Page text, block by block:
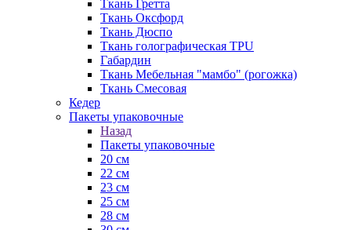
Ткань Гретта
Ткань Оксфорд
Ткань Дюспо
Ткань голографическая TPU
Габардин
Ткань Мебельная "мамбо" (рогожка)
Ткань Смесовая
Кедер
Пакеты упаковочные
Назад
Пакеты упаковочные
20 см
22 см
23 см
25 см
28 см